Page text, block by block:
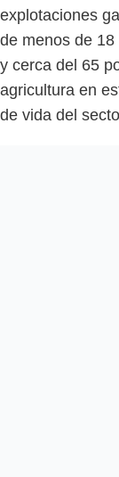
explotaciones
de menos de
y cerca del 65
agricultura en
de vida del